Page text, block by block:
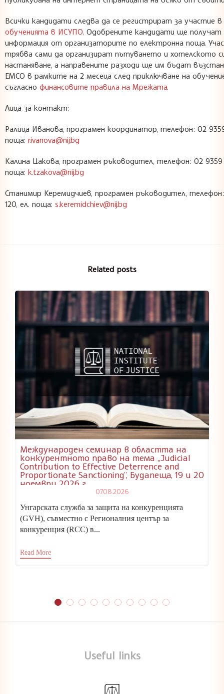
Всички кандидати следва да се регистрират за участие в
обученията в ИСУПО. Одобрените кандидати ще получат
информация от организаторите по електронна поща.
трябва сами да организират пътуването и хотелското
настаняване, а направените разходи ще им бъдат
ЕМСО в рамките на 2 месеца след приключване на
съгласно финансовите правила на Мрежата.
Лицa за контакт:
Ралица Иванова, програмен координатор, телефон: 02
поща: r.ivanova@nij.bg
Калина Цакова, програмен ръководител, телефон: 02 9359
поща: k.tzakova@nij.bg
Станимир Керемидчиев, програмен ръководител,
120, ел. поща: s.keremidchiev@nij.bg
Related posts
Международен семинар в областта на
конкурентното право на тема „Judicial
Contribution to Effective Deterrence and
Proportionate Sanctioning”, Будапеща, 19 и 20
ноември 2026 г.
07.08.2026
Унгарската служба за защита на конкуренцията
(GVH), съвместно с Регионалния център за
конкуренция (RCC) в...
Read More
Useful links